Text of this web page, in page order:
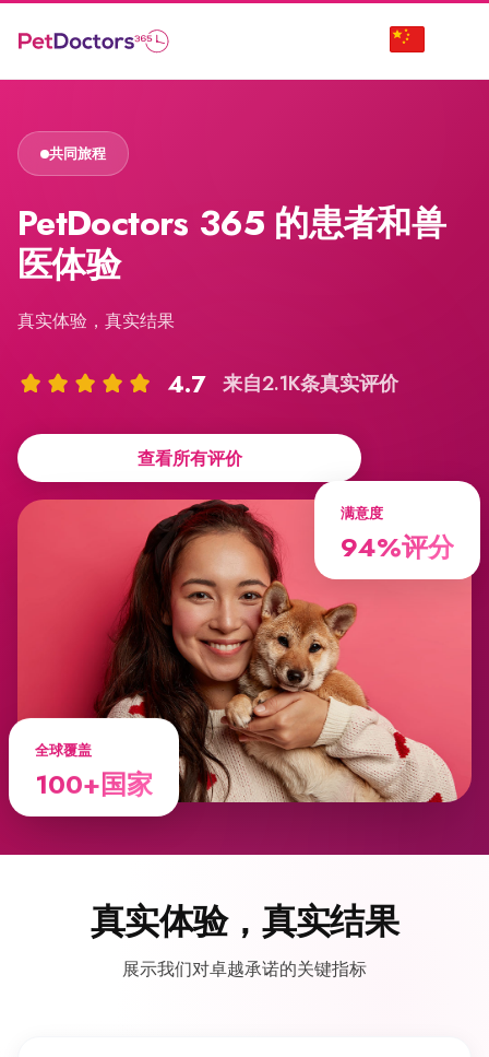
共同旅程
PetDoctors 365 的患者和兽
医体验
真实体验，真实结果
4.7 来自2.1K条真实评价
查看所有评价
满意度
94%评分
全球覆盖
100+国家
真实体验，真实结果
展示我们对卓越承诺的关键指标